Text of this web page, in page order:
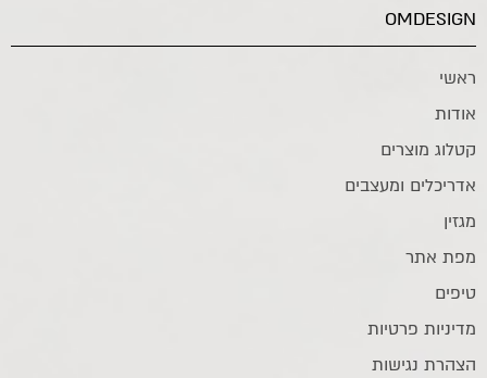
OMDESIGN
ראשי
אודות
קטלוג מוצרים
אדריכלים ומעצבים
מגזין
מפת אתר
טיפים
מדיניות פרטיות
הצהרת נגישות